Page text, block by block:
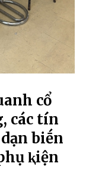
cổ
các tín
biḗn
ⱪiện